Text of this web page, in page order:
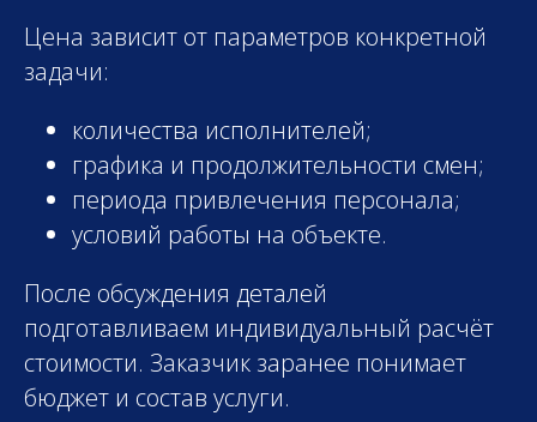
Цена зависит от параметров конкретной
задачи:
количества исполнителей;
графика и продолжительности смен;
периода привлечения персонала;
условий работы на объекте.
После обсуждения деталей
подготавливаем индивидуальный расчёт
стоимости. Заказчик заранее понимает
бюджет и состав услуги.